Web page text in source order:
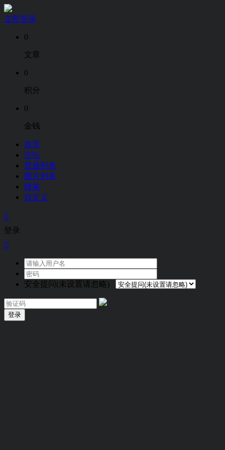
立即登录
0
文章
0
积分
0
金钱
首页
论坛
普通列表
图片列表
搜索
自定义

登录

安全提问(未设置请忽略)
登录